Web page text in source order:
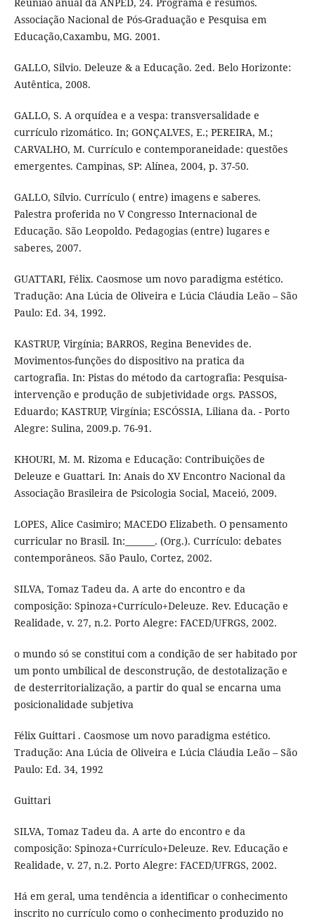
Associação Nacional de Pós-Graduação e Pesquisa em
Educação,Caxambu, MG. 2001.
GALLO, Silvio. Deleuze & a Educação. 2ed. Belo Horizonte:
Autêntica, 2008.
GALLO, S. A orquídea e a vespa: transversalidade e
currículo rizomático. In; GONÇALVES, E.; PEREIRA, M.;
CARVALHO, M. Currículo e contemporaneidade: questões
emergentes. Campinas, SP: Alínea, 2004, p. 37-50.
GALLO, Sílvio. Currículo ( entre) imagens e saberes.
Palestra proferida no V Congresso Internacional de
Educação. São Leopoldo. Pedagogias (entre) lugares e
saberes, 2007.
GUATTARI, Félix. Caosmose um novo paradigma estético.
Tradução: Ana Lúcia de Oliveira e Lúcia Cláudia Leão – São
Paulo: Ed. 34, 1992.
KASTRUP, Virgínia; BARROS, Regina Benevides de.
Movimentos-funções do dispositivo na pratica da
cartografia. In: Pistas do método da cartografia: Pesquisa-
intervenção e produção de subjetividade orgs. PASSOS,
Eduardo; KASTRUP, Virgínia; ESCÓSSIA, Liliana da. - Porto
Alegre: Sulina, 2009.p. 76-91.
KHOURI, M. M. Rizoma e Educação: Contribuições de
Deleuze e Guattari. In: Anais do XV Encontro Nacional da
Associação Brasileira de Psicologia Social, Maceió, 2009.
LOPES, Alice Casimiro; MACEDO Elizabeth. O pensamento
curricular no Brasil. In:_______. (Org.). Currículo: debates
contemporâneos. São Paulo, Cortez, 2002.
SILVA, Tomaz Tadeu da. A arte do encontro e da
composição: Spinoza+Currículo+Deleuze. Rev. Educação e
Realidade, v. 27, n.2. Porto Alegre: FACED/UFRGS, 2002.
o mundo só se constitui com a condição de ser habitado por
um ponto umbilical de desconstrução, de destotalização e
de desterritorialização, a partir do qual se encarna uma
posicionalidade subjetiva
Félix Guittari . Caosmose um novo paradigma estético.
Tradução: Ana Lúcia de Oliveira e Lúcia Cláudia Leão – São
Paulo: Ed. 34, 1992
Guittari
SILVA, Tomaz Tadeu da. A arte do encontro e da
composição: Spinoza+Currículo+Deleuze. Rev. Educação e
Realidade, v. 27, n.2. Porto Alegre: FACED/UFRGS, 2002.
Há em geral, uma tendência a identificar o conhecimento
inscrito no currículo como o conhecimento produzido no